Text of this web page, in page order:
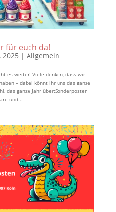
für euch da!
2025 | Allgemein
es weiter! Viele denken, dass wir
– dabei könnt ihr uns das ganze
das ganze Jahr über:Sonderposten
und...